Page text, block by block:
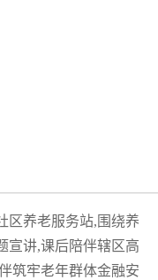
区养老服务站,围绕养
宣讲,课后陪伴辖区高
筑牢老年群体金融安